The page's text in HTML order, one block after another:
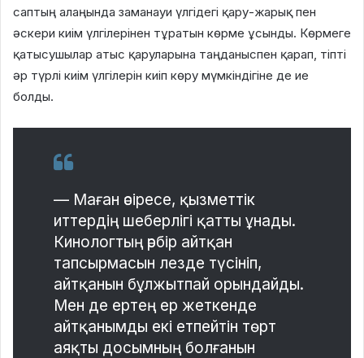
саптың алаңында заманауи үлгідегі қару-жарық пен
әскери киім үлгілерінен тұратын көрме ұсынды. Көрмеге
қатысушылар атыс қаруларына таңданыспен қарап, тіпті
әр түрлі киім үлгілерін киіп көру мүмкіндігіне де ие
болды.
— Маған әсіресе, қызметтік
иттердің шеберлігі қатты ұнады.
Кинологтың әрбір айтқан
тапсырмасын лезде түсініп,
айтқанын бұлжытпай орындайды.
Мен де ертең ер жеткенде
айтқанымды екі етпейтін төрт
аяқты досымның болғанын